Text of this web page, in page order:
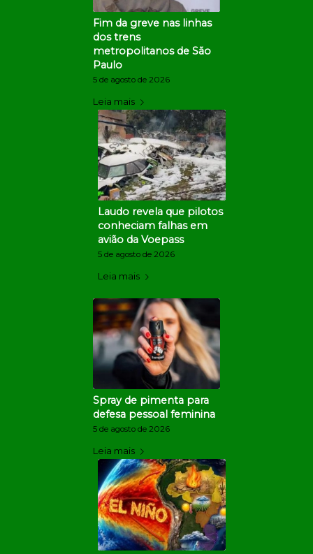
Fim da greve nas linhas
dos trens
metropolitanos de São
Paulo
5 de agosto de 2026
Leia mais
Laudo revela que pilotos
conheciam falhas em
avião da Voepass
5 de agosto de 2026
Leia mais
Spray de pimenta para
defesa pessoal feminina
5 de agosto de 2026
Leia mais